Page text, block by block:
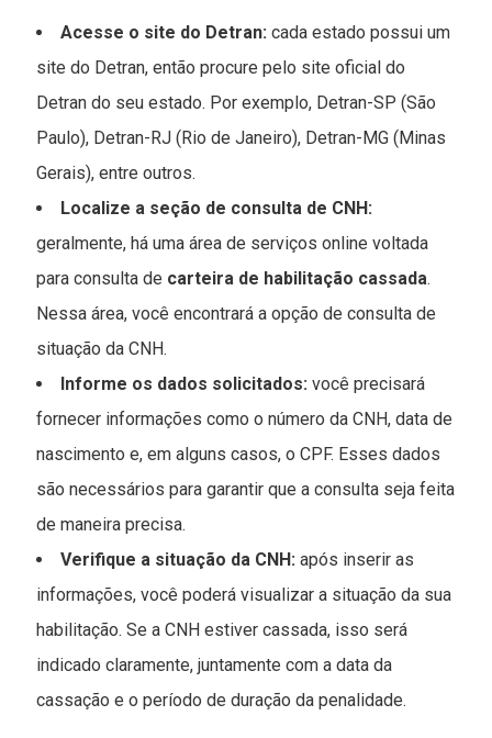
Acesse o site do Detran: cada estado possui um
site do Detran, então procure pelo site oficial do
Detran do seu estado. Por exemplo, Detran-SP (São
Paulo), Detran-RJ (Rio de Janeiro), Detran-MG (Minas
Gerais), entre outros.
Localize a seção de consulta de CNH:
geralmente, há uma área de serviços online voltada
para consulta de carteira de habilitação cassada.
Nessa área, você encontrará a opção de consulta de
situação da CNH.
Informe os dados solicitados: você precisará
fornecer informações como o número da CNH, data de
nascimento e, em alguns casos, o CPF. Esses dados
são necessários para garantir que a consulta seja feita
de maneira precisa.
Verifique a situação da CNH: após inserir as
informações, você poderá visualizar a situação da sua
habilitação. Se a CNH estiver cassada, isso será
indicado claramente, juntamente com a data da
cassação e o período de duração da penalidade.